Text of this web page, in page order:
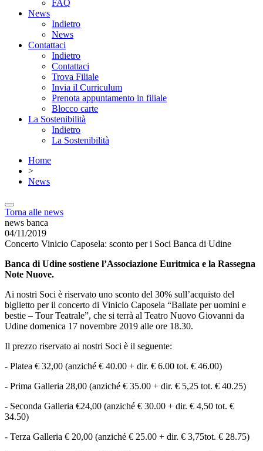
FAQ
News
Indietro
News
Contattaci
Indietro
Contattaci
Trova Filiale
Invia il Curriculum
Prenota appuntamento in filiale
Blocco carte
La Sostenibilità
Indietro
La Sostenibilità
Home
>
News
Torna alle news
news banca
04/11/2019
Concerto Vinicio Caposela: sconto per i Soci Banca di Udine
Banca di Udine sostiene l’Associazione Euritmica e la Rassegna
Note Nuove.
Ai nostri Soci è riservato uno sconto del 30% sull’acquisto del
biglietto per il concerto di Vinicio Caposela “Ballate per uomini e
bestie – Tour Teatrale”, che si terrà al Teatro Nuovo Giovanni da
Udine domenica 17 novembre 2019 alle ore 18.30.
Il prezzo riservato ai nostri Soci è il seguente:
- Platea € 32,00 (anziché € 40.00 + dir. € 6.00 tot. € 46.00)
- Prima Galleria 28,00 (anziché € 35.00 + dir. € 5,25 tot. € 40.25)
- Seconda Galleria €24,00 (anziché € 30.00 + dir. € 4,50 tot. €
34.50)
- Terza Galleria € 20,00 (anziché € 25.00 + dir. € 3,75tot. € 28.75)